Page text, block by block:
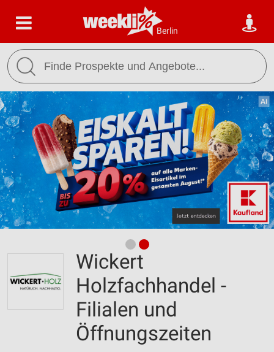
Berlin
Wickert
Holzfachhandel -
Filialen und
Öffnungszeiten